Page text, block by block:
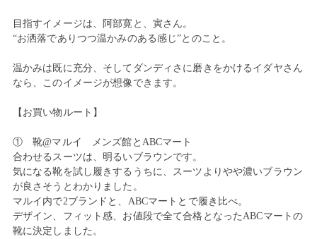
目指すイメージは、阿部寛と、寅さん。
“お洒落でありつつ温かみのある感じ”とのこと。
温かみは既に充分、そしてダンディさに磨きをかけるイダヤさん
なら、このイメージが想像できます。
【お買い物ルート】
① 靴@マルイ メンズ館とABCマート
合わせるスーツは、明るいブラウンです。
気になる靴を試し履きするうちに、スーツよりやや濃いブラウン
が良さそうとわかりました。
マルイ内で2ブランドと、ABCマートとで履き比べ。
デザイン、フィット感、お値段で全て合格となったABCマートの
靴に決定しました。